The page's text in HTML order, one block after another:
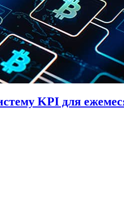
KPI для